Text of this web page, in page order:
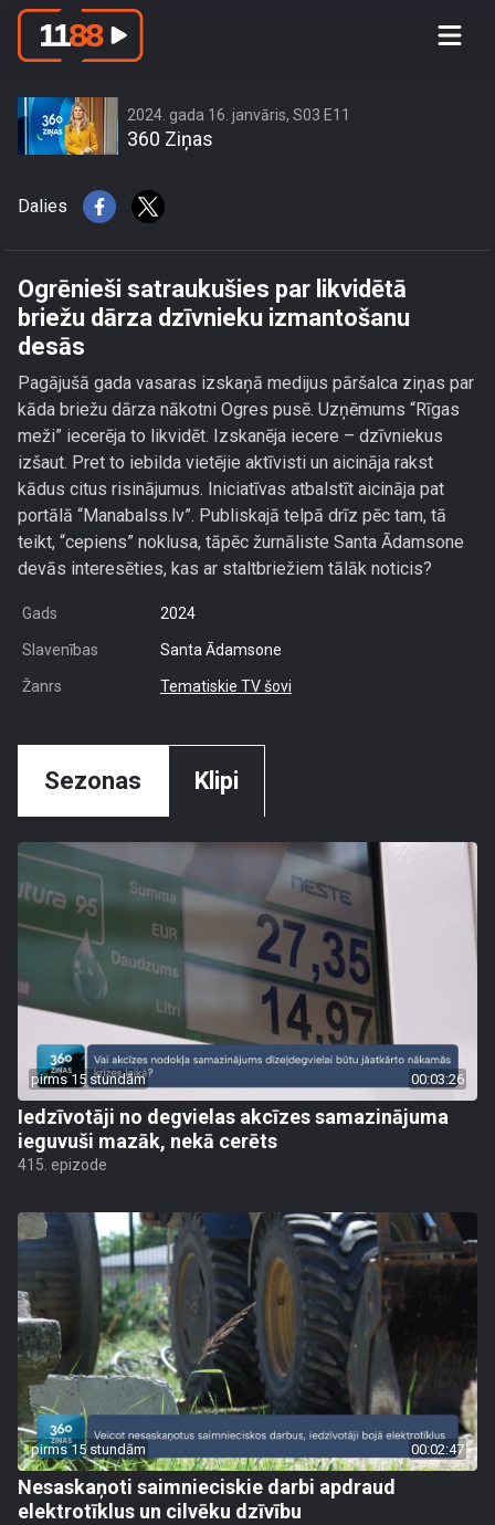
Ogrēnieši satraukušies par likvidētā
2024. gada 16. janvāris, S03 E11
360 Ziņas
Dalies
Ogrēnieši satraukušies par likvidētā
briežu dārza dzīvnieku izmantošanu
desās
Pagājušā gada vasaras izskaņā medijus pāršalca ziņas par
kāda briežu dārza nākotni Ogres pusē. Uzņēmums “Rīgas
meži” iecerēja to likvidēt. Izskanēja iecere – dzīvniekus
izšaut. Pret to iebilda vietējie aktīvisti un aicināja rakst
kādus citus risinājumus. Iniciatīvas atbalstīt aicināja pat
portālā “Manabalss.lv”. Publiskajā telpā drīz pēc tam, tā
teikt, “cepiens” noklusa, tāpēc žurnāliste Santa Ādamsone
devās interesēties, kas ar staltbriežiem tālāk noticis?
Gads 2024
Slavenības Santa Ādamsone
Žanrs Tematiskie TV šovi
Sezonas Klipi
pirms 15 stundām 00:03:26
Iedzīvotāji no degvielas akcīzes samazinājuma
ieguvuši mazāk, nekā cerēts
415. epizode
pirms 15 stundām 00:02:47
Nesaskaņoti saimnieciskie darbi apdraud
elektrotīklus un cilvēku dzīvību